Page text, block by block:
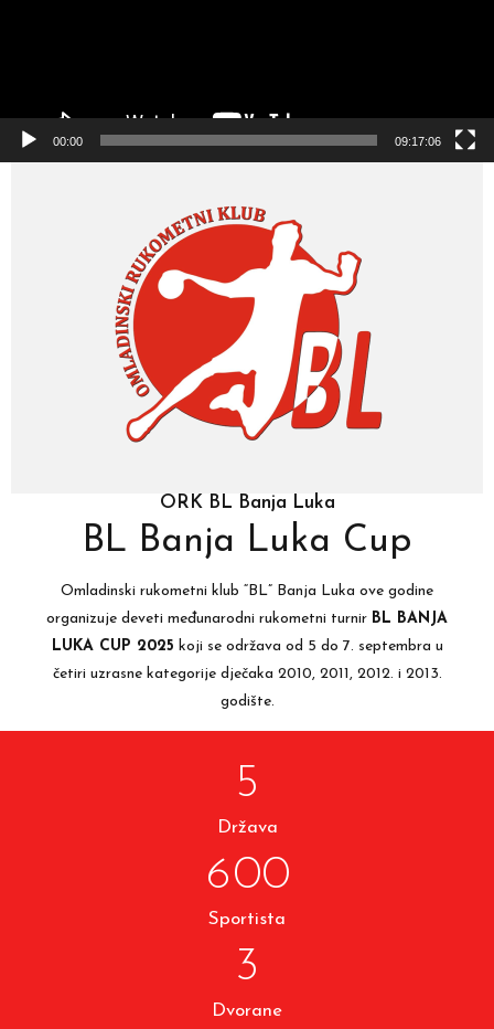
00:00 09:17:06
ORK BL Banja Luka
BL Banja Luka Cup
Omladinski rukometni klub “BL” Banja Luka ove godine
organizuje deveti međunarodni rukometni turnir BL BANJA
LUKA CUP 2025 koji se održava od 5 do 7. septembra u
četiri uzrasne kategorije dječaka 2010, 2011, 2012. i 2013.
godište.
0
1
2
3
4
5
6
7
8
9
0
Država
0
1
2
3
5
6
7
9
0
2
3
4
5
6
7
8
9
0
0
2
3
4
5
6
7
9
0
Sportista
0
1
2
3
4
Dvorane